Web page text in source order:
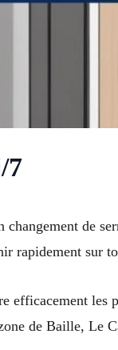
7
de
sur
efficacement les
de Baille, Le